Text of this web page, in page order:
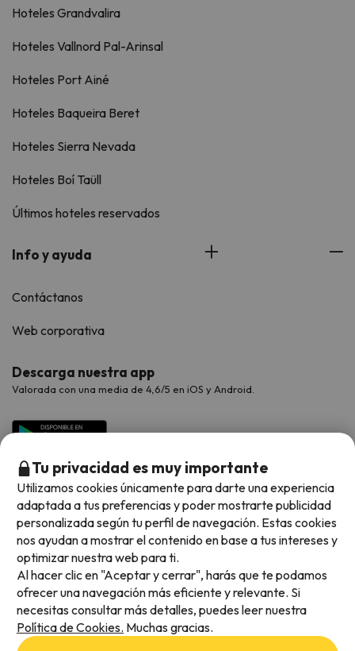
Hoteles Grandvalira
Hoteles Vallnord Pal-Arinsal
Hoteles Port Ainé
Hoteles Baqueira Beret
Hoteles Sierra Nevada
Hoteles Boí Taüll
Últimos hoteles reservados
Info y ayuda
Contáctanos
Web corporativa
Descarga nuestra app
Valorada con una media de 4,6/5 en iOS y Android.
Métodos de pago disponibles
Tu privacidad es muy importante
Utilizamos cookies únicamente para darte una experiencia
adaptada a tus preferencias y poder mostrarte publicidad
personalizada según tu perfil de navegación. Estas cookies
nos ayudan a mostrar el contenido en base a tus intereses y
optimizar nuestra web para ti.
Al hacer clic en "Aceptar y cerrar", harás que te podamos
ofrecer una navegación más eficiente y relevante. Si
necesitas consultar más detalles, puedes leer nuestra
Política de Cookies. Muchas gracias.